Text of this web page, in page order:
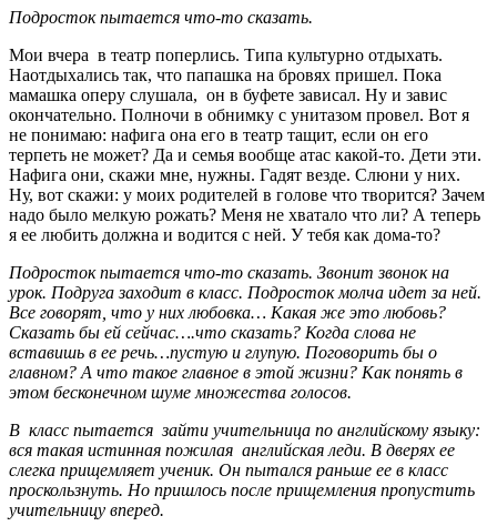
Подросток пытается что-то сказать.
Мои вчера в театр поперлись. Типа культурно отдыхать.
Наотдыхались так, что папашка на бровях пришел. Пока
мамашка оперу слушала, он в буфете зависал. Ну и завис
окончательно. Полночи в обнимку с унитазом провел. Вот я
не понимаю: нафига она его в театр тащит, если он его
терпеть не может? Да и семья вообще атас какой-то. Дети эти.
Нафига они, скажи мне, нужны. Гадят везде. Слюни у них.
Ну, вот скажи: у моих родителей в голове что творится? Зачем
надо было мелкую рожать? Меня не хватало что ли? А теперь
я ее любить должна и водится с ней. У тебя как дома-то?
Подросток пытается что-то сказать. Звонит звонок на
урок. Подруга заходит в класс. Подросток молча идет за ней.
Все говорят, что у них любовка… Какая же это любовь?
Сказать бы ей сейчас….что сказать? Когда слова не
вставишь в ее речь…пустую и глупую. Поговорить бы о
главном? А что такое главное в этой жизни? Как понять в
этом бесконечном шуме множества голосов.
В класс пытается зайти учительница по английскому языку:
вся такая истинная пожилая английская леди. В дверях ее
слегка прищемляет ученик. Он пытался раньше ее в класс
проскользнуть. Но пришлось после прищемления пропустить
учительницу вперед.